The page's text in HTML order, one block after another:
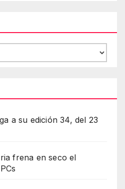
a su edición 34, del 23
frena en seco el